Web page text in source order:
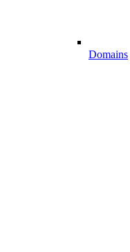
Domains